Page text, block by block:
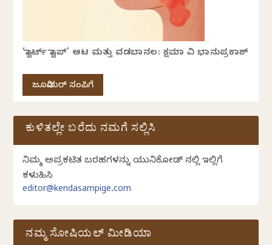
‘ಸ್ಟಾರ್ಟ್ ಸ್ಟಾಪ್’ ಆಟ ಮತ್ತು ವಡಬಾನಲ: ಕ್ಷಮಾ ವಿ ಭಾನುಪ್ರಕಾಶ್
ಜೂನಿಯರ್ ಸಂಪಿಗೆ
ಕುಳಿತಲ್ಲೇ ಬರೆದು ನಮಗೆ ಸಲ್ಲಿಸಿ
ನಿಮ್ಮ ಅಪ್ರಕಟಿತ ಬರಹಗಳನ್ನು ಯುನಿಕೋಡ್ ನಲ್ಲಿ ಇಲ್ಲಿಗೆ
ಕಳುಹಿಸಿ
editor@kendasampige.com
ನಮ್ಮ ಸೋಷಿಯಲ್‌ ಮೀಡಿಯಾ